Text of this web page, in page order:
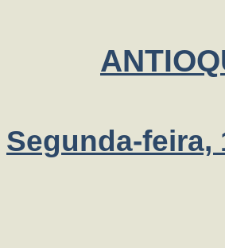
Segunda-feira,